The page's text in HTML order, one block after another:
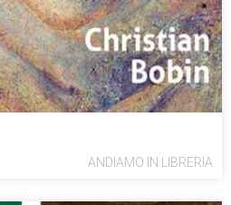
ANDIAMO IN LIBRERIA